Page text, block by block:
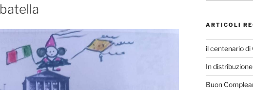
ARTICOLI
il centenario di
In
Buon